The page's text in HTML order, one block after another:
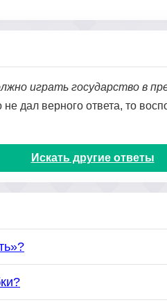
играть государство в
дал верного ответа, то
Искать другие ответы